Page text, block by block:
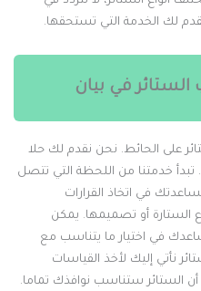
الخدمة التي تستحقها.
في بيان
على الحائط. نحن نقدم لك حلا
خدمتنا من اللحظة التي تتصل
في اتخاذ القرارات
أو تصميمها. يمكن
في اختيار ما يتناسب مع
نأتي إليك لأخذ القياسات
ستناسب نوافذك تماما.